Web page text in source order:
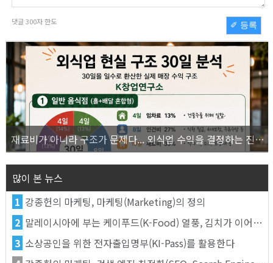
댓글300자 한도 ✐ 등록
재료비가 아니라 구조가 문제다... 외식업 수익을 결정하는 진짜 숫자의 비밀
많이 본 뉴스
1 강종헌의 마케팅, 마케팅(Marketing)의 정의
2 말레이시아에 부는 케이푸드(K-Food) 열풍, 김치가 이어간다
3 소상공인을 위한 전자출입명부(KI-Pass)를 활용한다